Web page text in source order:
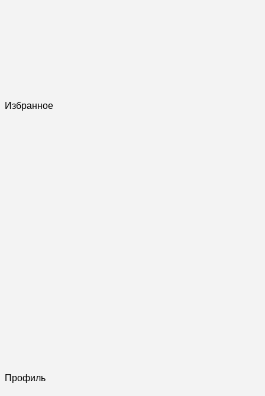
Избранное
Профиль